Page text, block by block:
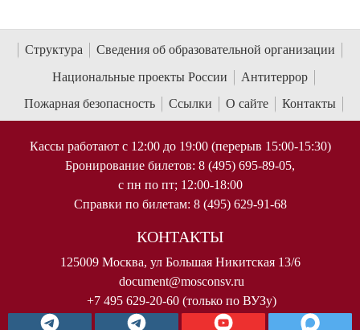
Структура
Сведения об образовательной организации
Национальные проекты России
Антитеррор
Пожарная безопасность
Ссылки О сайте Контакты
Кассы работают с 12:00 до 19:00 (перерыв 15:00-15:30)
Бронирование билетов: 8 (495) 695-89-05,
с пн по пт; 12:00-18:00
Справки по билетам: 8 (495) 629-91-68
КОНТАКТЫ
125009 Москва, ул Большая Никитская 13/6
document@mosconsv.ru
+7 495 629-20-60 (только по ВУЗу)